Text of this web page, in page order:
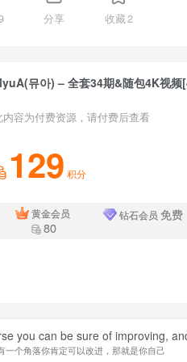
分享 收藏2
뮤아) – 全套34期&随包4K视
内容为付费资源，请付费后查看
129 积分
黄金会员
80
钻石会员 免费
you can be sure of improving,
一个角落你肯定可以改进，那就是你自己